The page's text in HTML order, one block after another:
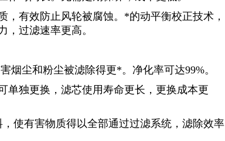
有效防止风轮被腐蚀。*的动平衡校正技术，
，过滤速率更高。
尘和粉尘被滤除得更*。净化率可达99%。
独更换，滤芯使用寿命更长，更换成本更
使有害物质得以全部通过过滤系统，滤除效率